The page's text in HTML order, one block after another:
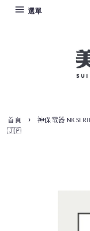
選單
首頁 ›
神保電器 NK
🇯🇵